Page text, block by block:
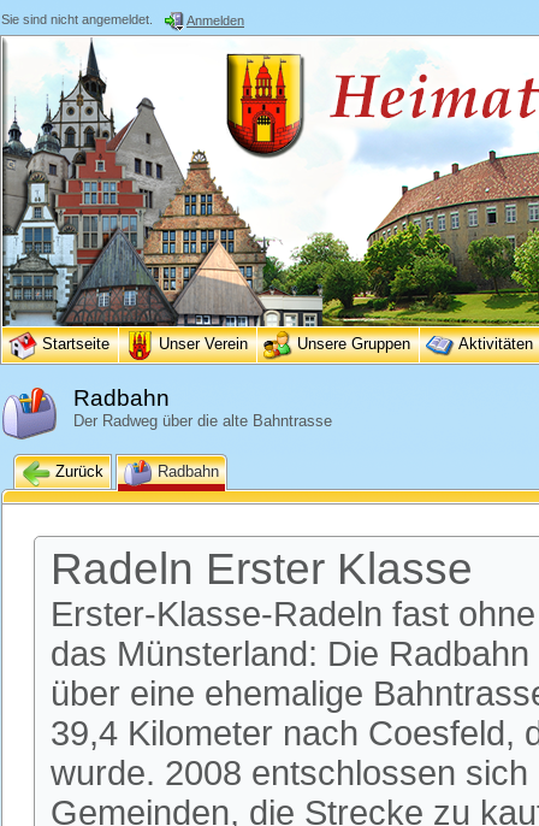
Sie sind nicht angemeldet. Anmelden
Startseite Unser Verein Unsere Gruppen Aktivitäten
Radbahn
Der Radweg über die alte Bahntrasse
Zurück Radbahn
Radeln Erster Klasse
Erster-Klasse-Radeln fast
das Münsterland: Die
über eine ehemalige
39,4 Kilometer nach Coesfeld,
wurde. 2008 entschlossen
Gemeinden, die Strecke zu